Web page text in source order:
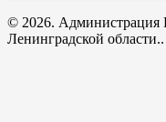
© 2026. Администрация
Ленинградской области..